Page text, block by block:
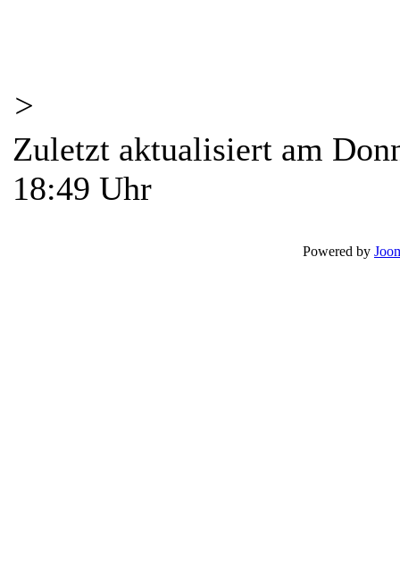
>
Zuletzt aktualisiert am
18:49 Uhr
Powered by